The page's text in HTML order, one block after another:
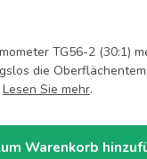
TG56-2 (30:1)
die
Lesen Sie mehr.
Warenkorb